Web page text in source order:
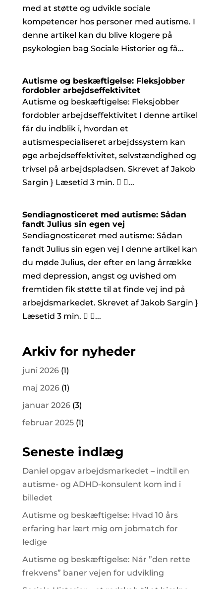
med at støtte og udvikle sociale
kompetencer hos personer med autisme. I
denne artikel kan du blive klogere på
psykologien bag Sociale Historier og få...
Autisme og beskæftigelse: Fleksjobber
fordobler arbejdseffektivitet
Autisme og beskæftigelse: Fleksjobber
fordobler arbejdseffektivitet I denne artikel
får du indblik i, hvordan et
autismespecialiseret arbejdssystem kan
øge arbejdseffektivitet, selvstændighed og
trivsel på arbejdspladsen. Skrevet af Jakob
Sargin } Læsetid 3 min.  ...
Sendiagnosticeret med autisme: Sådan
fandt Julius sin egen vej
Sendiagnosticeret med autisme: Sådan
fandt Julius sin egen vej I denne artikel kan
du møde Julius, der efter en lang årrække
med depression, angst og uvished om
fremtiden fik støtte til at finde vej ind på
arbejdsmarkedet. Skrevet af Jakob Sargin }
Læsetid 3 min.  ...
Arkiv for nyheder
juni 2026(1)
maj 2026(1)
januar 2026(3)
februar 2025(1)
Seneste indlæg
Daniel opgav arbejdsmarkedet – indtil en
autisme- og ADHD-konsulent kom ind i
billedet
Autisme og beskæftigelse: Hvad 10 års
erfaring har lært mig om jobmatch for
ledige
Autisme og beskæftigelse: Når ”den rette
frekvens” baner vejen for udvikling